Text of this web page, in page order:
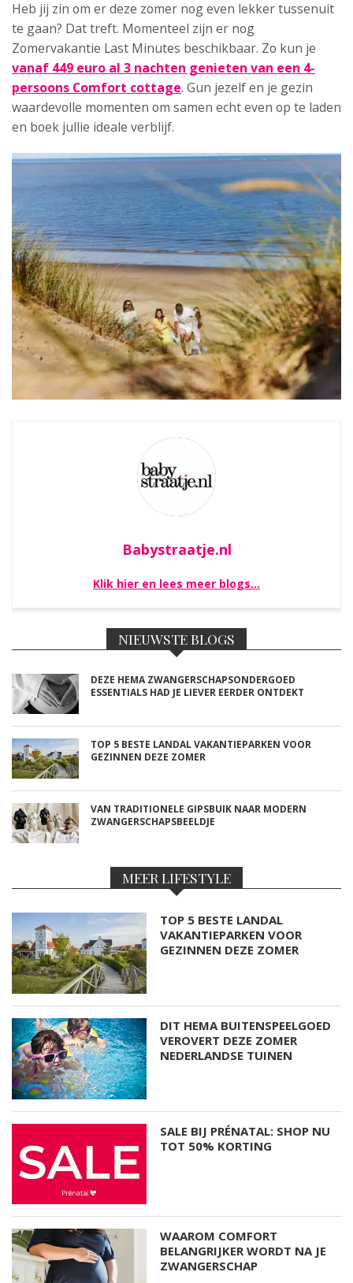
Heb jij zin om er deze zomer nog even lekker tussenuit
te gaan? Dat treft. Momenteel zijn er nog
Zomervakantie Last Minutes beschikbaar. Zo kun je
vanaf 449 euro al 3 nachten genieten van een 4-
persoons Comfort cottage. Gun jezelf en je gezin
waardevolle momenten om samen echt even op te laden
en boek jullie ideale verblijf.
Babystraatje.nl
Klik hier en lees meer blogs…
NIEUWSTE BLOGS
DEZE HEMA ZWANGERSCHAPSONDERGOED
ESSENTIALS HAD JE LIEVER EERDER ONTDEKT
TOP 5 BESTE LANDAL VAKANTIEPARKEN VOOR
GEZINNEN DEZE ZOMER
VAN TRADITIONELE GIPSBUIK NAAR MODERN
ZWANGERSCHAPSBEELDJE
MEER LIFESTYLE
TOP 5 BESTE LANDAL
VAKANTIEPARKEN VOOR
GEZINNEN DEZE ZOMER
DIT HEMA BUITENSPEELGOED
VEROVERT DEZE ZOMER
NEDERLANDSE TUINEN
SALE BIJ PRÉNATAL: SHOP NU
TOT 50% KORTING
WAAROM COMFORT
BELANGRIJKER WORDT NA JE
ZWANGERSCHAP